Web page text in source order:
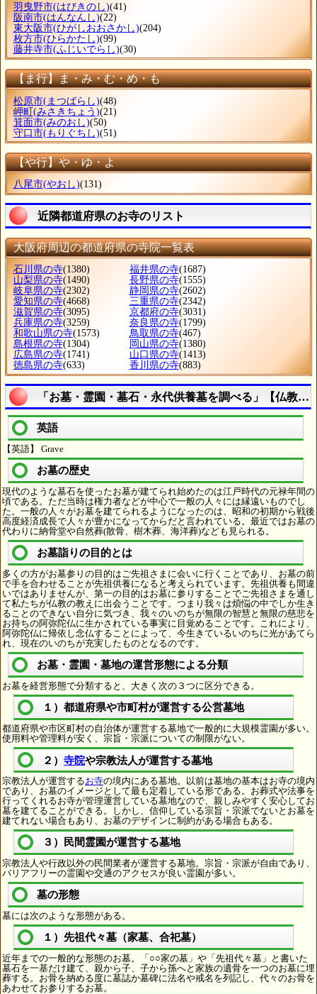
羽曳野市(はびきのし)(41)
阪南市(はんなんし)(22)
東大阪市(ひがしおおさかし)(204)
枚方市(ひらかたし)(99)
藤井寺市(ふじいでらし)(30)
【ま行】ま・み・む・め・も
松原市(まつばらし)(48)
岬町(みさきちょう)(21)
箕面市(みのおし)(50)
守口市(もりぐちし)(51)
【や行】や・ゆ・よ
八尾市(やおし)(131)
近隣都道府県のお寺のリスト
大阪府周辺の都道府県の寺院一覧表
石川県の寺(1380) 福井県の寺(1687)
山梨県の寺(1490) 長野県の寺(1555)
岐阜県の寺(2302) 静岡県の寺(2602)
愛知県の寺(4668) 三重県の寺(2342)
滋賀県の寺(3095) 京都府の寺(3031)
兵庫県の寺(3259) 奈良県の寺(1799)
和歌山県の寺(1573) 鳥取県の寺(467)
島根県の寺(1304) 岡山県の寺(1380)
広島県の寺(1741) 山口県の寺(1413)
徳島県の寺(633) 香川県の寺(883)
「お墓・霊園・墓石・永代供養墓を調べる」【仏教用
英語
【英語】 Grave
お墓の歴史
現代のような墓石を使ったお墓が建てられ始めたのは江戸時代の元禄年間の
頃である。ただ当時は権力者などが中心で一般の人々には縁遠いものでし
た。一般の人々がお墓を建てられるようになったのは、昭和の初期から戦後
高度経済成長で人々が豊かになってからだと言われている。最近ではお墓の
代わりに納骨堂や自然葬(散骨、樹木葬、海洋葬)なども見られる。
お墓詣りの目的とは
多くの方がお墓参りの目的はご先祖さまに会いに行くことであり、お墓の前
で手を合わせることが先祖供養になると考えられています。先祖供養も間違
いではありませんが、第一の目的はお墓に参りすることでご先祖さまを通し
て私たちが仏教の教えに出会うことです。つまり我々は煩悩の中でしか生き
ることのできない自分に気づき、我々のいのちが無限の智慧と無限の慈悲を
お持ちの阿弥陀仏に生かされている事実に目覚めることです。これにより、
阿弥陀仏に帰依し念仏することによって、今生きているいのちに光があてら
れ、現在のいのちが充実したものとなるのです。
お墓・霊園・墓地の運営形態による分類
お墓を経営形態で分類すると、大きく次の３つに区分できる。
１）都道府県や市町村が運営する公営墓地
都道府県や市区町村の自治体が運営する墓地で一般的に大規模霊園が多い。
使用料や管理料が安く、宗旨・宗派についての制限がない。
２） 寺院や宗教法人が運営する墓地
宗教法人が運営するお寺の境内にある墓地。以前は墓地の基本はお寺の境内
であり、お墓のイメージとして最も定着している形である。お葬式や法事を
行ってくれるお寺が管理運営している墓地なので、親しみやすく安心してお
墓を建てることができる。しかし、信仰している宗旨・宗派でないとお墓を
建てれない場合もあり、お墓のデザインに制約がある場合もある。
３）民間霊園が運営する墓地
宗教法人や行政以外の民間業者が運営する墓地。宗旨・宗派が自由であり、
バリアフリーの霊園や交通のアクセスが良い霊園が多い。
墓の形態
墓には次のような形態がある。
１）先祖代々墓（家墓、合祀墓）
近年までの一般的な形態のお墓。「○○家の墓」や「先祖代々墓」と書いた
墓石を一基だけ建て、親から子、子から孫へと家族の遺骨を一つのお墓に埋
葬する。お骨を納める度に墓誌か墓碑に法名や戒名を列記し、代々のお骨を
あわせてお参りするお墓。